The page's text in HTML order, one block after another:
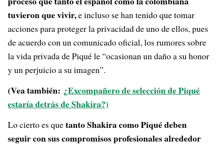
tuvieron que vivir,e incluso se han tenido que tomar
acciones para proteger la privacidad de uno de ellos, pues
de acuerdo con un comunicado oficial, los rumores sobre
la vida privada de Piqué le “ocasionan un daño a su honor
y un perjuicio a su imagen”.
(Vea también: ¿Excompañero de selección de Piqué
estaría detrás de Shakira?)
Lo cierto es quetanto Shakira como Piqué deben
seguir con sus compromisos profesionales alrededor